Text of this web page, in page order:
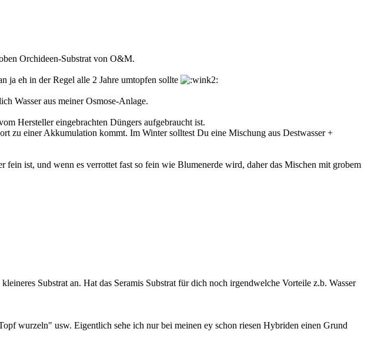
Orchideen-Substrat von O&M.
ja eh in der Regel alle 2 Jahre umtopfen sollte
Wasser aus meiner Osmose-Anlage.
Hersteller eingebrachten Düngers aufgebraucht ist.
zu einer Akkumulation kommt. Im Winter solltest Du eine Mischung aus Destwasser +
fein ist, und wenn es verrottet fast so fein wie Blumenerde wird, daher das Mischen mit grobem
Substrat an. Hat das Seramis Substrat für dich noch irgendwelche Vorteile z.b. Wasser
wurzeln" usw. Eigentlich sehe ich nur bei meinen ey schon riesen Hybriden einen Grund